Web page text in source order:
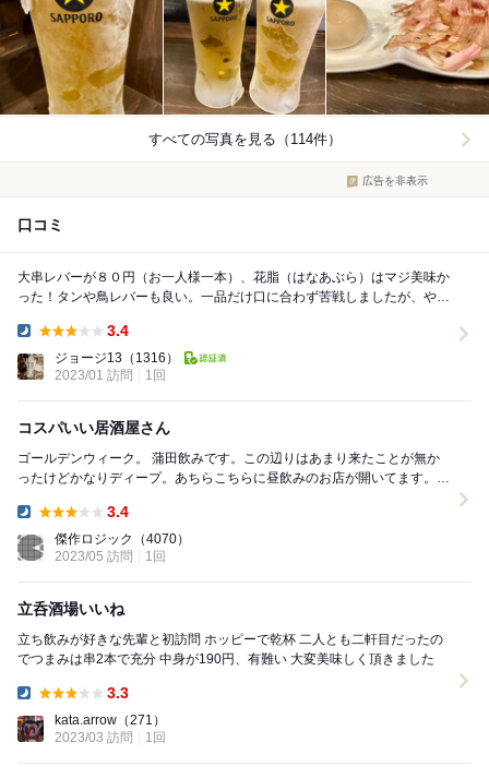
すべての写真を見る（114件）
広告を非表示
口コミ
大串レバーが８０円（お一人様一本）、花脂（はなあぶら）はマジ美味か
った！タンや鳥レバーも良い。一品だけ口に合わず苦戦しましたが、やっ
3.4
ジョージ13 （1316）
2023/01 訪問
1回
コスパいい居酒屋さん
ゴールデンウィーク。 蒲田飲みです。この辺りはあまり来たことが無か
ったけどかなりディープ。あちらこちらに昼飲みのお店が開いてます。そ
3.4
傑作ロジック
（4070）
2023/05 訪問
1回
立呑酒場いいね
立ち飲みが好きな先輩と初訪問 ホッピーで乾杯 二人とも二軒目だったの
でつまみは串2本で充分 中身が190円、有難い 大変美味しく頂きました
3.3
kata.arrow （271）
2023/03 訪問
1回